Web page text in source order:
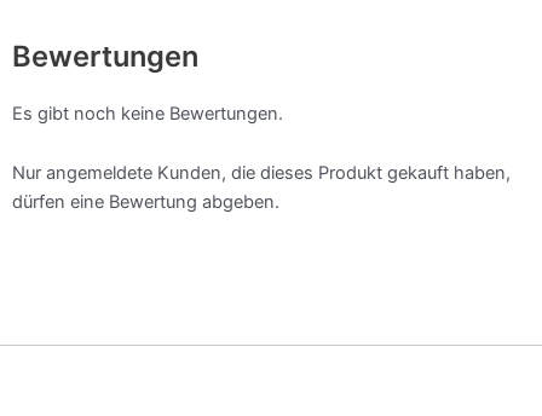
Bewertungen
Es gibt noch keine Bewertungen.
Nur angemeldete Kunden, die dieses Produkt gekauft haben,
dürfen eine Bewertung abgeben.